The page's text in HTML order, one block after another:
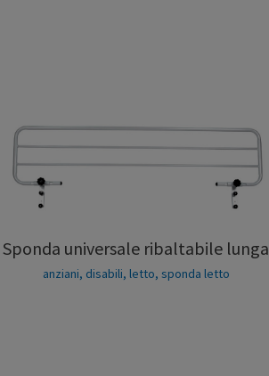
Sponda universale ribaltabile lunga
anziani, disabili, letto, sponda letto